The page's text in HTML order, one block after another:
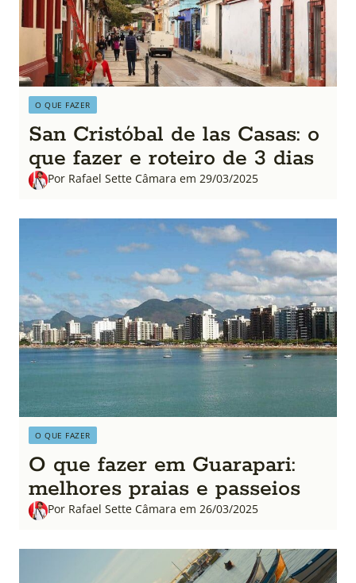
O QUE FAZER
San Cristóbal de las Casas: o
que fazer e roteiro de 3 dias
Por Rafael Sette Câmara em 29/03/2025
O QUE FAZER
O que fazer em Guarapari:
melhores praias e passeios
Por Rafael Sette Câmara em 26/03/2025